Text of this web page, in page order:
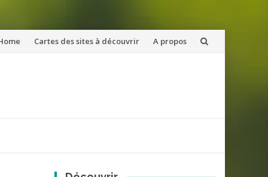
Cartes des sites à découvrir A propos